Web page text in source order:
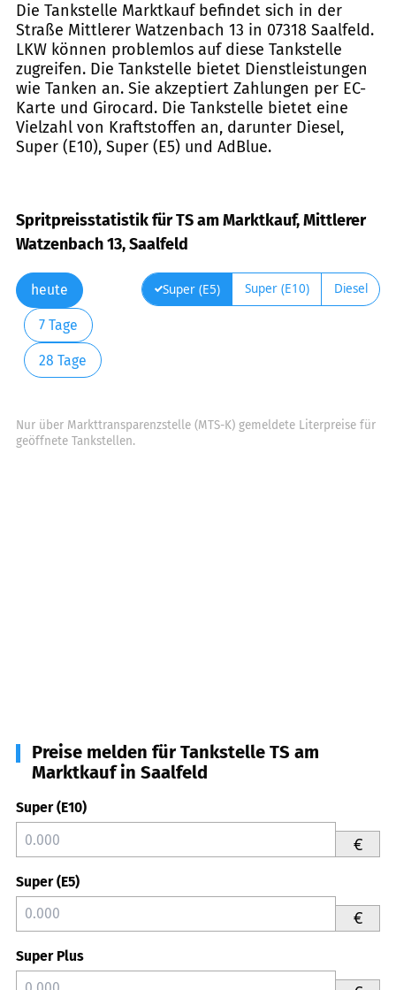
Die Tankstelle Marktkauf befindet sich in der
Straße Mittlerer Watzenbach 13 in 07318 Saalfeld.
LKW können problemlos auf diese Tankstelle
zugreifen. Die Tankstelle bietet Dienstleistungen
wie Tanken an. Sie akzeptiert Zahlungen per EC-
Karte und Girocard. Die Tankstelle bietet eine
Vielzahl von Kraftstoffen an, darunter Diesel,
Super (E10), Super (E5) und AdBlue.
Spritpreisstatistik für TS am Marktkauf, Mittlerer
Watzenbach 13, Saalfeld
heute
7 Tage
28 Tage
Super (E5) Super (E10) Diesel
Nur über Markttransparenzstelle (MTS-K) gemeldete Literpreise für
geöffnete Tankstellen.
Preise melden für Tankstelle TS am
Marktkauf in Saalfeld
Super (E10)
€
Super (E5)
€
Super Plus